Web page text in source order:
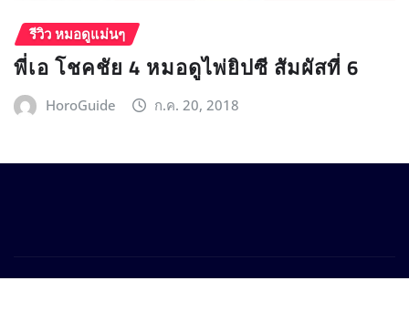
รีวิว หมอดูแม่นๆ
พี่เอ โชคชัย 4 หมอดูไพ่ยิปซี สัมผัสที่ 6
HoroGuide ก.ค. 20, 2018